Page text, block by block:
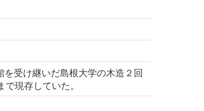
受け継いだ島根大学の木造２回
現存していた。